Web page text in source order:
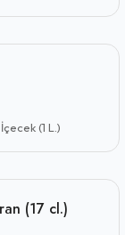
(1 L.)
(17 cl.)